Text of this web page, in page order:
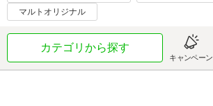
マルトオリジナル
カテゴリから探す
キャンペーン